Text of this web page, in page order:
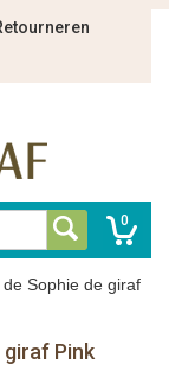
0
Sophie de giraf
giraf Pink